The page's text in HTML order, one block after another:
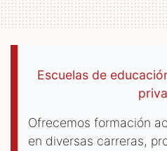
Escuelas de
Ofrecemos formación
en diversas carreras,